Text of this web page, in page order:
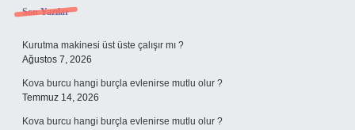
Sidebar
Son Yazılar
Kurutma makinesi üst üste çalışır mı ?
Ağustos 7, 2026
Kova burcu hangi burçla evlenirse mutlu olur ?
Temmuz 14, 2026
Kova burcu hangi burçla evlenirse mutlu olur ?